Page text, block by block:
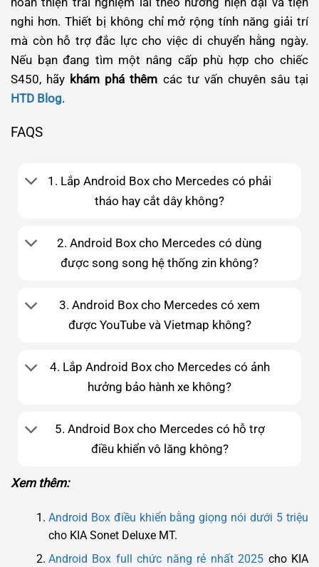
nghi hơn. Thiết bị không chỉ mở rộng tính năng giải trí
mà còn hỗ trợ đắc lực cho việc di chuyển hằng ngày.
Nếu bạn đang tìm một nâng cấp phù hợp cho chiếc
S450, hãy khám phá thêm các tư vấn chuyên sâu tại
HTD Blog.
FAQS
1. Lắp Android Box cho Mercedes có phải
tháo hay cắt dây không?
2. Android Box cho Mercedes có dùng
được song song hệ thống zin không?
3. Android Box cho Mercedes có xem
được YouTube và Vietmap không?
4. Lắp Android Box cho Mercedes có ảnh
hưởng bảo hành xe không?
5. Android Box cho Mercedes có hỗ trợ
điều khiển vô lăng không?
Xem thêm:
Android Box điều khiển bằng giọng nói dưới 5 triệu
cho KIA Sonet Deluxe MT.
Android Box full chức năng rẻ nhất 2025 cho KIA